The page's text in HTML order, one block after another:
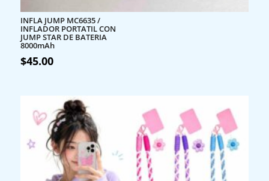
INFLA JUMP MC6635 /
INFLADOR PORTATIL CON
JUMP STAR DE BATERIA
8000mAh
$45.00